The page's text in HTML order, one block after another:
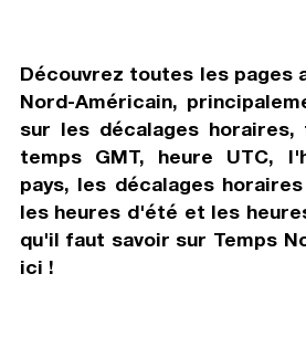
Découvrez toutes les pages
Nord-Américain,
sur les décalages horaires,
temps GMT, heure UTC,
pays, les décalages
les heures d'été et les
qu'il faut savoir sur Temps
ici !